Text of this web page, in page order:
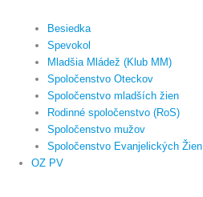
Besiedka
Spevokol
Mladšia Mládež (Klub MM)
Spoločenstvo Oteckov
Spoločenstvo mladších žien
Rodinné spoločenstvo (RoS)
Spoločenstvo mužov
Spoločenstvo Evanjelických Žien
OZ PV